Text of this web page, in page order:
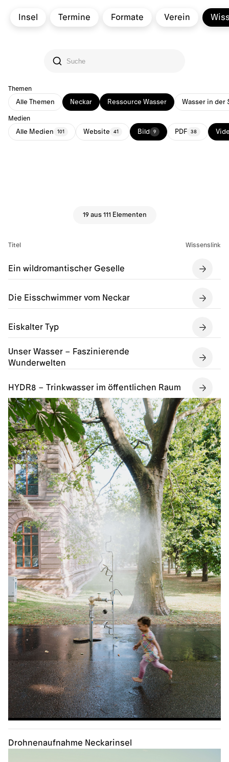
Insel Termine Formate Verein
Themen
Alle Themen Neckar Ressource Wasser Wasser in der
Medien
Alle Medien 101 Website 41 Bild 9 PDF 38
19 aus 111 Elementen
Titel Wissenslink
Ein wildromantischer Geselle
Die Eisschwimmer vom Neckar
Eiskalter Typ
Unser Wasser – Faszinierende
Wunderwelten
HYDR8 – Trinkwasser im öffentlichen Raum
Drohnenaufnahme Neckarinsel